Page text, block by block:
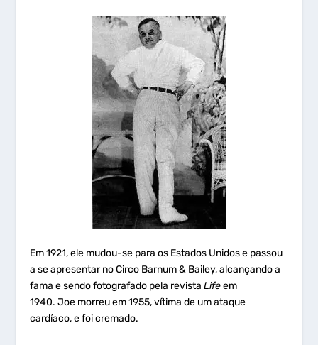
Em 1921, ele mudou-se para os Estados Unidos e passou
a se apresentar no Circo Barnum & Bailey, alcançando a
fama e sendo fotografado pela revistaLifeem
1940. Joe morreu em 1955, vítima de um ataque
cardíaco, e foi cremado.